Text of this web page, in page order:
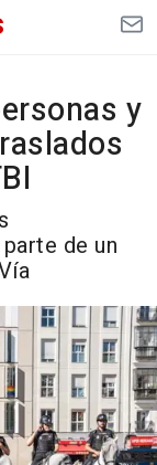
y
de un